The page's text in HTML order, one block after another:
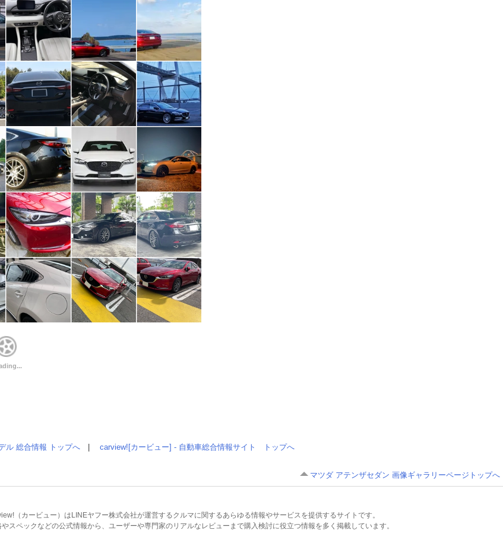
ル 総合情報 トップへ carview![カービュー] - 自動車総合情報サイト トップへ
マツダ アテンザセダン 画像ギャラリーページトップへ
（カービュー）はLINEヤフー株式会社が運営するクルマに関するあらゆる情報やサービスを提供するサイトです。
やスペックなどの公式情報から、ユーザーや専門家のリアルなレビューまで購入検討に役立つ情報を多く掲載しています。